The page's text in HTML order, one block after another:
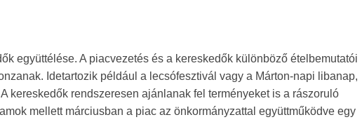
együttélése. A piacvezetés és a kereskedők különböző ételbemutatói
Idetartozik például a lecsófesztivál vagy a Márton-napi libanap,
kereskedők rendszeresen ajánlanak fel terményeket is a rászoruló
mellett márciusban a piac az önkormányzattal együttműködve egy